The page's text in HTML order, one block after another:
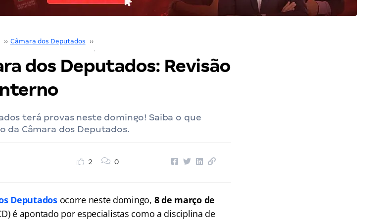
›› Câmara dos Deputados ››
dos Deputados: Revisão
terá provas neste domingo! Saiba o que
da Câmara dos Deputados.
2 0
Deputadosocorre neste domingo, 8 de março de
é apontado por especialistas como a disciplina de